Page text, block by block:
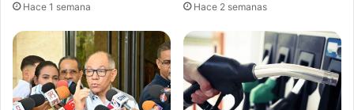
Hace 1 semana Hace 2 semanas